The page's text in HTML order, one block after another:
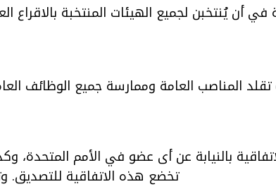
في أن يُنتخبن لجميع الهيئات المنتخبة
تقلد المناصب العامة وممارسة جميع الوظائف
بالنيابة عن أى عضو في الأمم المتحدة،
تخضع هذه الاتفاقية للتصديق.